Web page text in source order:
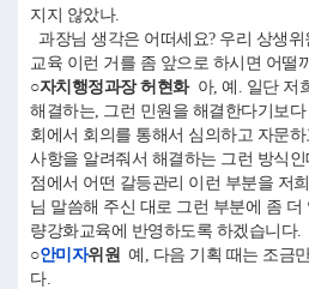
지지 않았나.
과장님 생각은 어떠세요? 우리 상생
교육 이런 거를 좀 앞으로 하시면 어떨
○자치행정과장 허현화아, 예. 일단 저
해결하는, 그런 민원을 해결한다기보
회에서 회의를 통해서 심의하고 자문
사항을 알려줘서 해결하는 그런 방식
점에서 어떤 갈등관리 이런 부분을 저
님 말씀해 주신 대로 그런 부분에 좀 더
량강화교육에 반영하도록 하겠습니다.
○안미자위원 예, 다음 기획 때는 조금
다.